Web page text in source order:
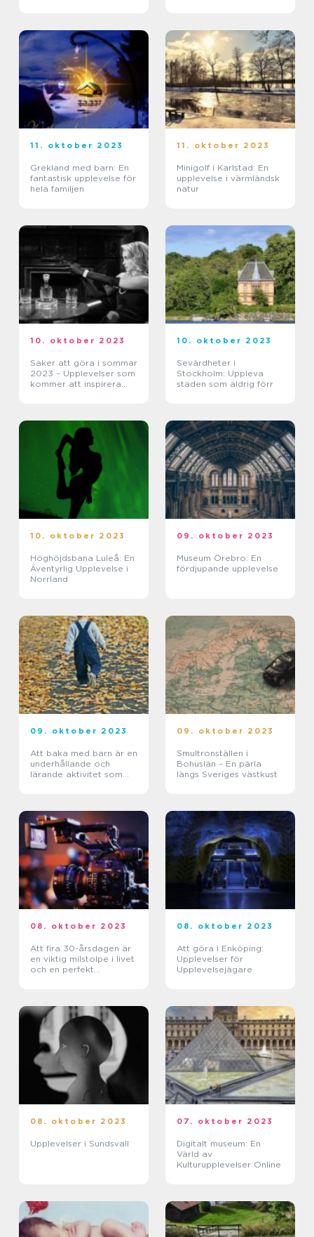
11. oktober 2023
Grekland med barn: En
fantastisk upplevelse för
hela familjen
11. oktober 2023
Minigolf i Karlstad: En
upplevelse i värmländsk
natur
10. oktober 2023
Saker att göra i sommar
2023 – Upplevelser som
kommer att inspirera
10. oktober 2023
Sevärdheter i
Stockholm: Uppleva
staden som aldrig förr
10. oktober 2023
Höghöjdsbana Luleå: En
Äventyrlig Upplevelse i
Norrland
09. oktober 2023
Museum Örebro: En
fördjupande upplevelse
09. oktober 2023
Att baka med barn är en
underhållande och
lärande aktivitet som
goda bakverk
tillsamman...
09. oktober 2023
Smultronställen i
Bohuslän – En pärla
längs Sveriges västkust
08. oktober 2023
Att fira 30-årsdagen är
en viktig milstolpe i livet
och en perfekt
minnen
08. oktober 2023
Att göra i Enköping:
Upplevelser för
Upplevelsejägare
08. oktober 2023
Upplevelser i Sundsvall
07. oktober 2023
Digitalt museum: En
Värld av
Kulturupplevelser Online